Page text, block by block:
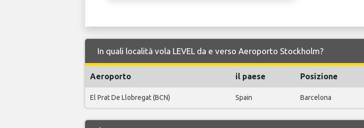
In quali località vola LEVEL da e verso Aeroporto Stockholm?
Aeroporto il paese Posizione
El Prat De Llobregat (BCN) Spain Barcelona